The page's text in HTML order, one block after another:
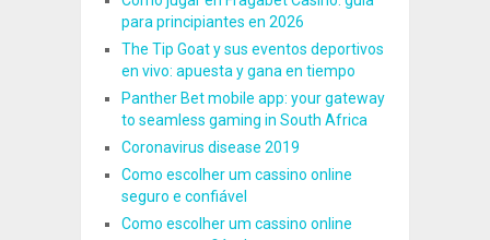
para principiantes en 2026
The Tip Goat y sus eventos deportivos
en vivo: apuesta y gana en tiempo
Panther Bet mobile app: your gateway
to seamless gaming in South Africa
Coronavirus disease 2019
Como escolher um cassino online
seguro e confiável
Como escolher um cassino online